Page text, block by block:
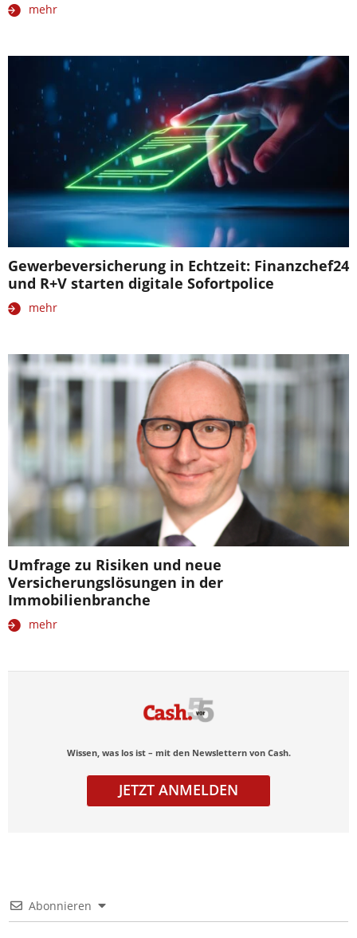
mehr
Gewerbeversicherung in Echtzeit: Finanzchef24
und R+V starten digitale Sofortpolice
mehr
Umfrage zu Risiken und neue
Versicherungslösungen in der
Immobilienbranche
mehr
Wissen, was los ist – mit den Newslettern von Cash.
JETZT ANMELDEN
Abonnieren